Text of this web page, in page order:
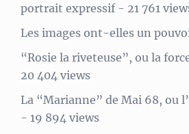
portrait expressif- 21 761
Les images ont-elles un
“Rosie la riveteuse”, ou la
20 404 views
La “Marianne” de Mai 68, ou
- 19 894 views